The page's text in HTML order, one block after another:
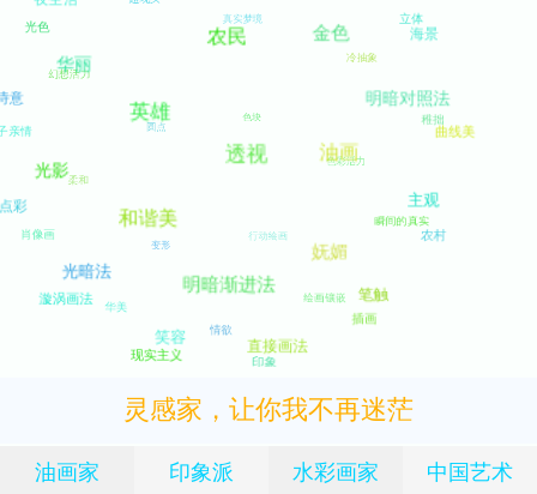
油画家 印象派 水彩画家 中国艺术
灵感家，让你我不再迷茫